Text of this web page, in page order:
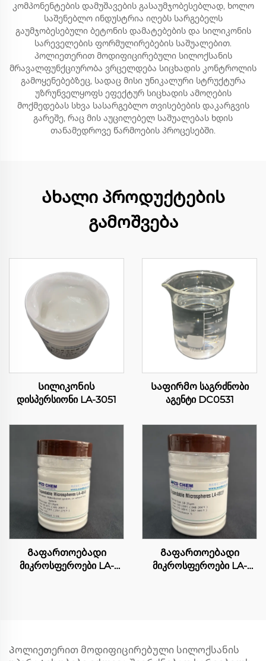
კომპონენტების დამუშავების გასაუმჯობესებლად, ხოლო
საშენებლო ინდუსტრია იღებს სარგებელს
გაუმჯობესებული ბეტონის დამატებების და სილიკონის
სარეველების ფორმულირებების საშუალებით.
პოლიეთერით მოდიფიცირებული სილოქსანის
მრავალფუნქციურობა ვრცელდება სიცხადის კონტროლის
გამოყენებებზეც, სადაც მისი უნიკალური სტრუქტურა
უზრუნველყოფს ეფექტურ სიცხადის ამოღების
მოქმედებას სხვა სასარგებლო თვისებების დაკარგვის
გარეშე, რაც მის აუცილებელ საშუალებას ხდის
თანამედროვე წარმოების პროცესებში.
Ახალი პროდუქტების
გამოშვება
Სილიკონის
დისპერსიონი LA-3051
Საფირმო საგრძნობი
აგენტი DC0531
Გაფართოებადი
მიკროსფეროები LA-
Გაფართოებადი
მიკროსფეროები LA-
Პოლიეთერით მოდიფიცირებული სილოქსანის